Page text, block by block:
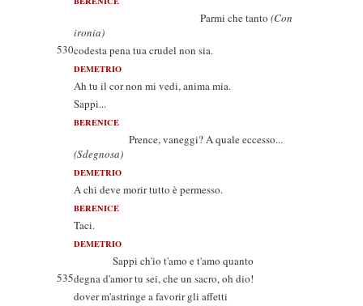
Parmi che tanto (Con
ironia)
530codesta pena tua crudel non sia.
DEMETRIO
Ah tu il cor non mi vedi, anima mia.
Sappi...
BERENICE
Prence, vaneggi? A quale eccesso...
(Sdegnosa)
DEMETRIO
A chi deve morir tutto è permesso.
BERENICE
Taci.
DEMETRIO
Sappi ch'io t'amo e t'amo quanto
535degna d'amor tu sei, che un sacro, oh dio!
dover m'astringe a favorir gli affetti